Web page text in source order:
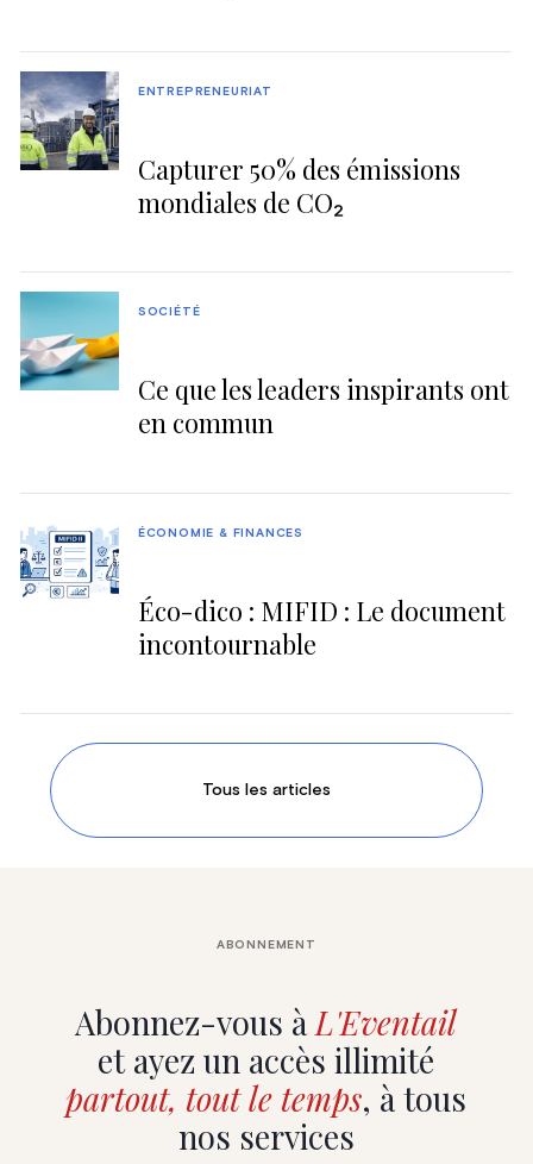
Capturer 50% des émissions
mondiales de CO₂
ENTREPRENEURIAT
Ce que les leaders inspirants ont
en commun
SOCIÉTÉ
Éco-dico : MIFID : Le document
incontournable
ÉCONOMIE & FINANCES
Tous les articles
Abonnez-vous àL'Eventail
et ayez un accès illimité
partout, tout le temps, à tous
nos services
ABONNEMENT